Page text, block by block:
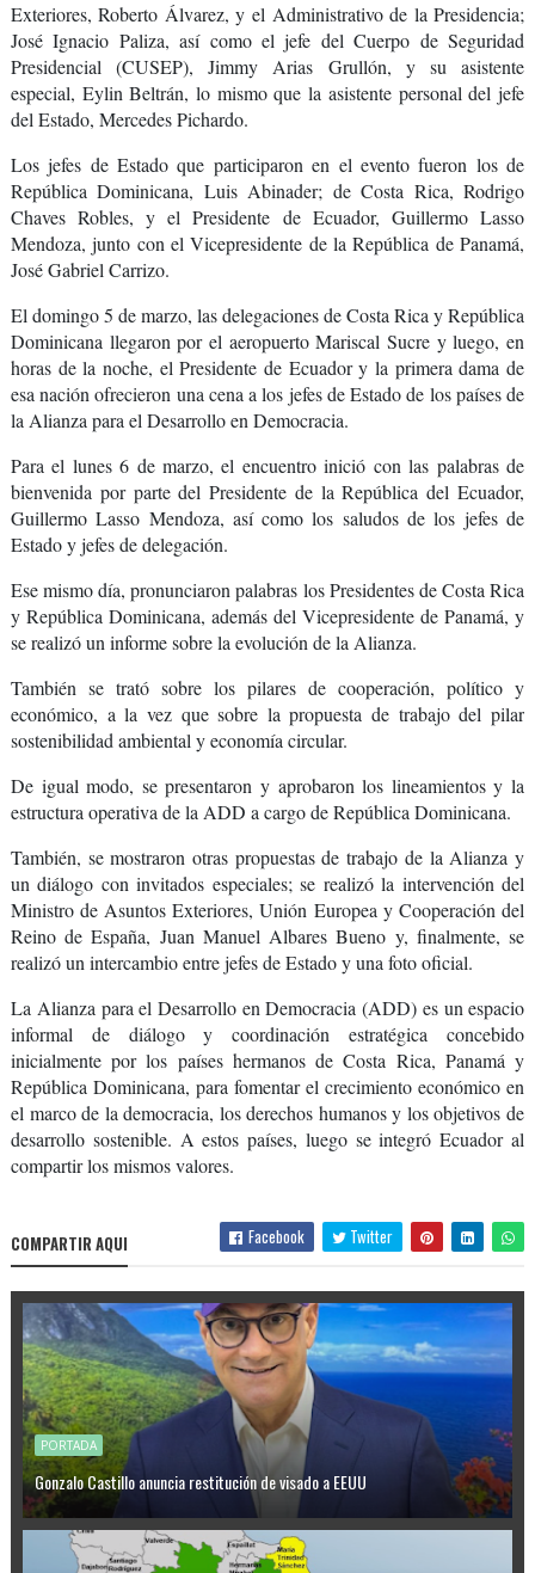
Exteriores, Roberto Álvarez, y el Administrativo de la Presidencia;
José Ignacio Paliza, así como el jefe del Cuerpo de Seguridad
Presidencial (CUSEP), Jimmy Arias Grullón, y su asistente
especial, Eylin Beltrán, lo mismo que la asistente personal del jefe
del Estado, Mercedes Pichardo.
Los jefes de Estado que participaron en el evento fueron los de
República Dominicana, Luis Abinader; de Costa Rica, Rodrigo
Chaves Robles, y el Presidente de Ecuador, Guillermo Lasso
Mendoza, junto con el Vicepresidente de la República de Panamá,
José Gabriel Carrizo.
El domingo 5 de marzo, las delegaciones de Costa Rica y República
Dominicana llegaron por el aeropuerto Mariscal Sucre y luego, en
horas de la noche, el Presidente de Ecuador y la primera dama de
esa nación ofrecieron una cena a los jefes de Estado de los países de
la Alianza para el Desarrollo en Democracia.
Para el lunes 6 de marzo, el encuentro inició con las palabras de
bienvenida por parte del Presidente de la República del Ecuador,
Guillermo Lasso Mendoza, así como los saludos de los jefes de
Estado y jefes de delegación.
Ese mismo día, pronunciaron palabras los Presidentes de Costa Rica
y República Dominicana, además del Vicepresidente de Panamá, y
se realizó un informe sobre la evolución de la Alianza.
También se trató sobre los pilares de cooperación, político y
económico, a la vez que sobre la propuesta de trabajo del pilar
sostenibilidad ambiental y economía circular.
De igual modo, se presentaron y aprobaron los lineamientos y la
estructura operativa de la ADD a cargo de República Dominicana.
También, se mostraron otras propuestas de trabajo de la Alianza y
un diálogo con invitados especiales; se realizó la intervención del
Ministro de Asuntos Exteriores, Unión Europea y Cooperación del
Reino de España, Juan Manuel Albares Bueno y, finalmente, se
realizó un intercambio entre jefes de Estado y una foto oficial.
La Alianza para el Desarrollo en Democracia (ADD) es un espacio
informal de diálogo y coordinación estratégica concebido
inicialmente por los países hermanos de Costa Rica, Panamá y
República Dominicana, para fomentar el crecimiento económico en
el marco de la democracia, los derechos humanos y los objetivos de
desarrollo sostenible. A estos países, luego se integró Ecuador al
compartir los mismos valores.
COMPARTIR AQUI Facebook Twitter
PORTADA
Gonzalo Castillo anuncia restitución de visado a EEUU